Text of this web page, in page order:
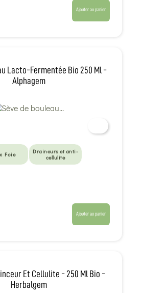
Ajouter au panier
Lacto-Fermentée Bio 250 Ml -
Alphagem
Foie
Draineurs et anti-
cellulite
Ajouter au panier
Et Cellulite - 250 Ml Bio -
Herbalgem